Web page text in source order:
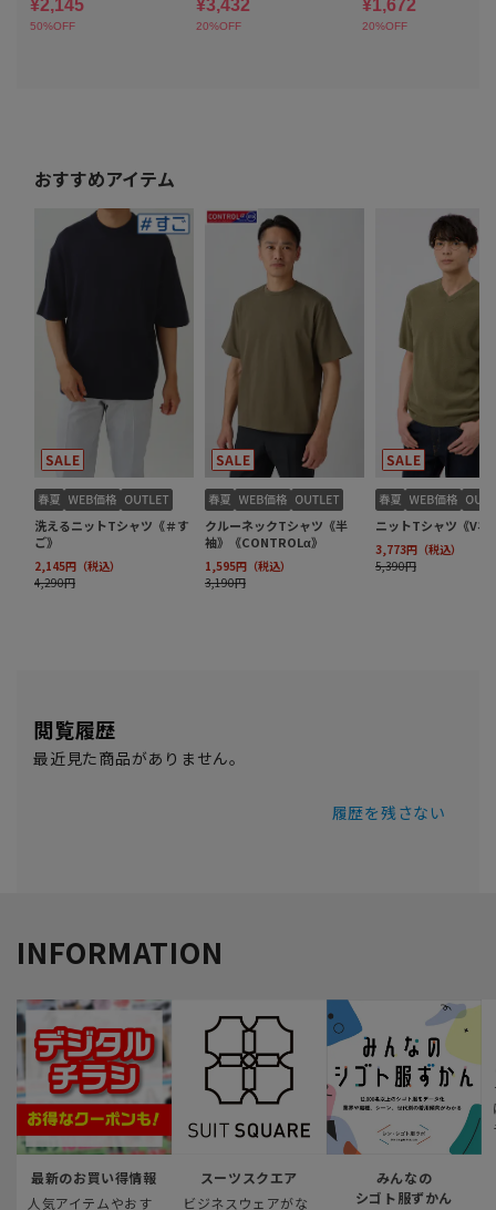
閲覧履歴
最近見た商品がありません。
履歴を残さない
INFORMATION
最新のお買い得情報
人気アイテムやおす
スーツスクエア
ビジネスウェアがな
みんなの
シゴト服ずかん